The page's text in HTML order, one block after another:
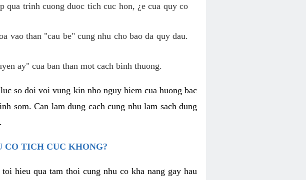
qua trinh cuong duoc tich cuc hon, ¿e cua quy co
vao than "cau be" cung nhu cho bao da quy dau.
ay" cua ban than mot cach binh thuong.
so doi voi vung kin nho nguy hiem cua huong bac
som. Can lam dung cach cung nhu lam sach dung
TICH CUC KHONG?
hieu qua tam thoi cung nhu co kha nang gay hau